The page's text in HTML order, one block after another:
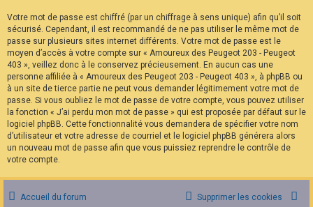
Votre mot de passe est chiffré (par un chiffrage à sens unique) afin qu’il soit
sécurisé. Cependant, il est recommandé de ne pas utiliser le même mot de
passe sur plusieurs sites internet différents. Votre mot de passe est le
moyen d’accès à votre compte sur « Amoureux des Peugeot 203 - Peugeot
403 », veillez donc à le conservez précieusement. En aucun cas une
personne affiliée à « Amoureux des Peugeot 203 - Peugeot 403 », à phpBB ou
à un site de tierce partie ne peut vous demander légitimement votre mot de
passe. Si vous oubliez le mot de passe de votre compte, vous pouvez utiliser
la fonction « J’ai perdu mon mot de passe » qui est proposée par défaut sur le
logiciel phpBB. Cette fonctionnalité vous demandera de spécifier votre nom
d’utilisateur et votre adresse de courriel et le logiciel phpBB générera alors
un nouveau mot de passe afin que vous puissiez reprendre le contrôle de
votre compte.
Accueil du forum Supprimer les cookies